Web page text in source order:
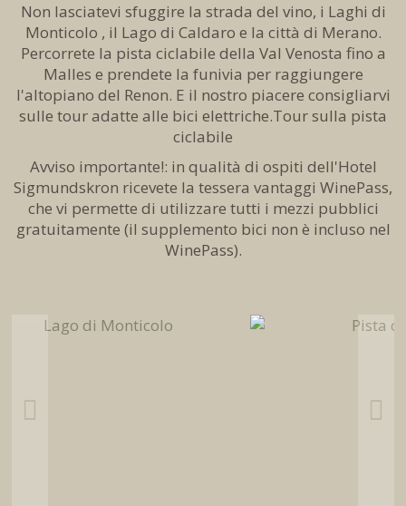
Non lasciatevi sfuggire la strada del vino, i Laghi di
Monticolo , il Lago di Caldaro e la città di Merano.
Percorrete la pista ciclabile della Val Venosta fino a
Malles e prendete la funivia per raggiungere
l'altopiano del Renon. E il nostro piacere consigliarvi
sulle tour adatte alle bici elettriche.Tour sulla pista
ciclabile
Avviso importante!: in qualità di ospiti dell'Hotel
Sigmundskron ricevete la tessera vantaggi WinePass,
che vi permette di utilizzare tutti i mezzi pubblici
gratuitamente (il supplemento bici non è incluso nel
WinePass).